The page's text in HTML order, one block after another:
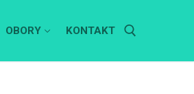
OBORY KONTAKT